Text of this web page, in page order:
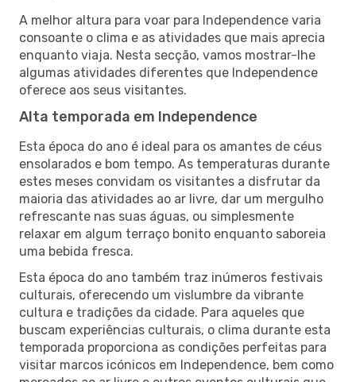
A melhor altura para voar para Independence varia
consoante o clima e as atividades que mais aprecia
enquanto viaja. Nesta secção, vamos mostrar-lhe
algumas atividades diferentes que Independence
oferece aos seus visitantes.
Alta temporada em Independence
Esta época do ano é ideal para os amantes de céus
ensolarados e bom tempo. As temperaturas durante
estes meses convidam os visitantes a disfrutar da
maioria das atividades ao ar livre, dar um mergulho
refrescante nas suas águas, ou simplesmente
relaxar em algum terraço bonito enquanto saboreia
uma bebida fresca.
Esta época do ano também traz inúmeros festivais
culturais, oferecendo um vislumbre da vibrante
cultura e tradições da cidade. Para aqueles que
buscam experiências culturais, o clima durante esta
temporada proporciona as condições perfeitas para
visitar marcos icónicos em Independence, bem como